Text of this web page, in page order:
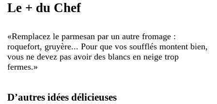
Le + du Chef
«Remplacez le parmesan par un autre fromage :
roquefort, gruyère... Pour que vos soufflés montent bien,
vous ne devez pas avoir des blancs en neige trop
fermes.»
D’autres idées délicieuses